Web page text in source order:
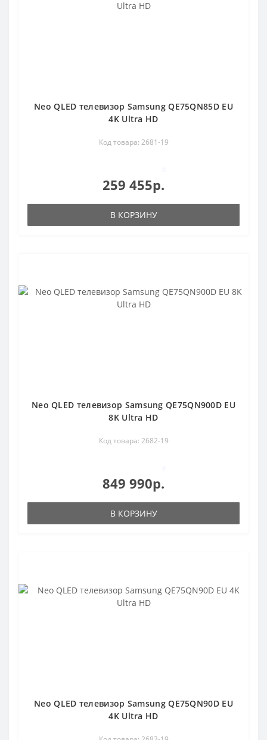
Neo QLED телевизор Samsung QE75QN85D EU
4K Ultra HD
Код товара: 2681-19
259 455р.
В КОРЗИНУ
Neo QLED телевизор Samsung QE75QN900D EU
8K Ultra HD
Код товара: 2682-19
849 990р.
В КОРЗИНУ
Neo QLED телевизор Samsung QE75QN90D EU
4K Ultra HD